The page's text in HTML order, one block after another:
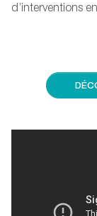
d’interventions